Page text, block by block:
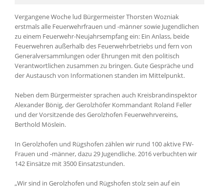
Vergangene Woche lud Bürgermeister Thorsten Wozniak
erstmals alle Feuerwehrfrauen und -männer sowie Jugendlichen
zu einem Feuerwehr-Neujahrsempfang ein: Ein Anlass, beide
Feuerwehren außerhalb des Feuerwehrbetriebs und fern von
Generalversammlungen oder Ehrungen mit den politisch
Verantwortlichen zusammen zu bringen. Gute Gespräche und
der Austausch von Informationen standen im Mittelpunkt.
Neben dem Bürgermeister sprachen auch Kreisbrandinspektor
Alexander Bönig, der Gerolzhöfer Kommandant Roland Feller
und der Vorsitzende des Gerolzhofen Feuerwehrvereins,
Berthold Möslein.
In Gerolzhofen und Rügshofen zählen wir rund 100 aktive FW-
Frauen und -männer, dazu 29 Jugendliche. 2016 verbuchten wir
142 Einsätze mit 3500 Einsatzstunden.
„Wir sind in Gerolzhofen und Rügshofen stolz sein auf ein